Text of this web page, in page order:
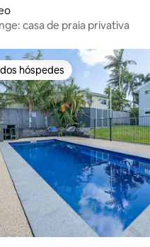
casa de praia privativa
hóspedes
hóspedes